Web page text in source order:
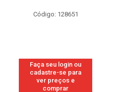
Código: 128651
Faça seu login ou
cadastre-se para
ver preços e
comprar